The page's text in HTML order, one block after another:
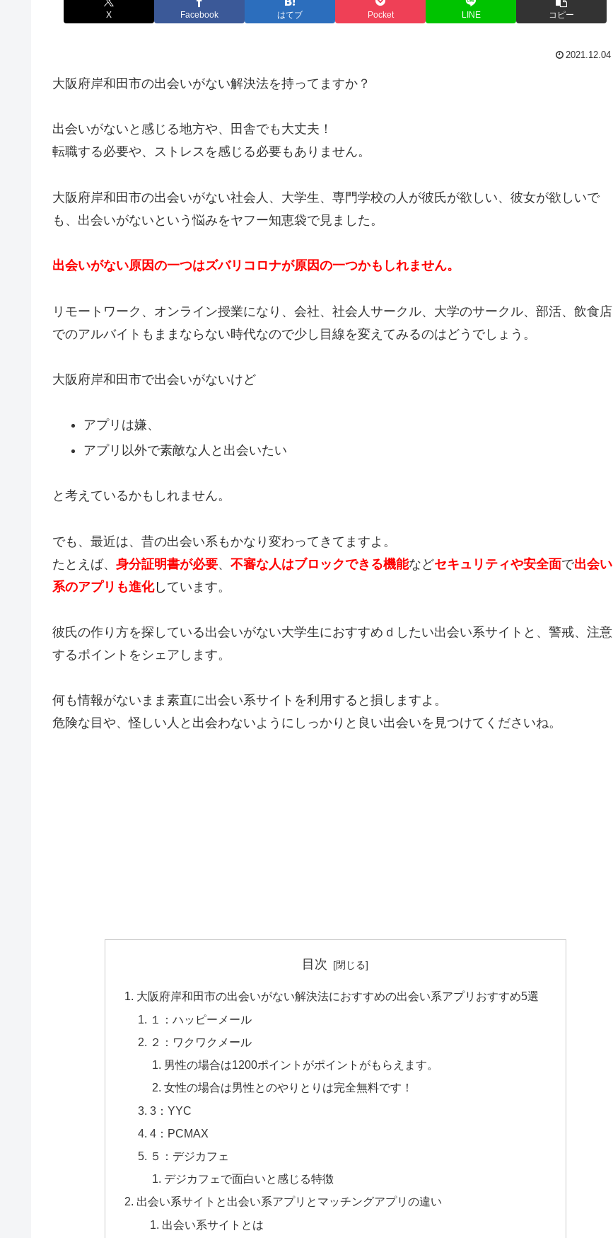
X Facebook はてブ Pocket LINE コピー
2021.12.04
大阪府岸和田市の出会いがない解決法を持ってますか？
出会いがないと感じる地方や、田舎でも大丈夫！
転職する必要や、ストレスを感じる必要もありません。
大阪府岸和田市の出会いがない社会人、大学生、専門学校の人が彼氏が欲しい、彼女が欲しいで
も、出会いがないという悩みをヤフー知恵袋で見ました。
出会いがない原因の一つはズバリコロナが原因の一つかもしれません。
リモートワーク、オンライン授業になり、会社、社会人サークル、大学のサークル、部活、飲食店
でのアルバイトもままならない時代なので少し目線を変えてみるのはどうでしょう。
大阪府岸和田市で出会いがないけど
アプリは嫌、
アプリ以外で素敵な人と出会いたい
と考えているかもしれません。
でも、最近は、昔の出会い系もかなり変わってきてますよ。
たとえば、 身分証明書が必要、 不審な人はブロックできる機能などセキュリティや安全面で出会い
系のアプリも進化し ています。
彼氏の作り方を探している出会いがない大学生におすすめｄしたい出会い系サイトと、警戒、注意
するポイントをシェアします。
何も情報がないまま素直に出会い系サイトを利用すると損しますよ。
危険な目や、怪しい人と出会わないようにしっかりと良い出会いを見つけてくださいね。
目次
大阪府岸和田市の出会いがない解決法におすすめの出会い系アプリおすすめ5選
１：ハッピーメール
２：ワクワクメール
男性の場合は1200ポイントがポイントがもらえます。
女性の場合は男性とのやりとりは完全無料です！
3：YYC
4：PCMAX
５：デジカフェ
デジカフェで面白いと感じる特徴
出会い系サイトと出会い系アプリとマッチングアプリの違い
出会い系サイトとは